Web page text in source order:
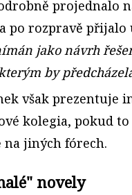
projednalo
po rozpravě přijalo
jako návrh
by
však prezentuje
kolegia, pokud
na jiných fórech.
novely